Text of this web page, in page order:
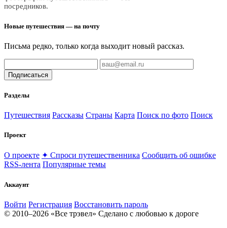
посредников.
Новые путешествия — на почту
Письма редко, только когда выходит новый рассказ.
Подписаться
Разделы
Путешествия Рассказы Страны Карта Поиск по фото Поиск
Проект
О проекте ✦ Спроси путешественника Сообщить об ошибке
RSS-лента Популярные темы
Аккаунт
Войти Регистрация Восстановить пароль
© 2010–2026 «Все трэвел» Сделано с любовью к дороге